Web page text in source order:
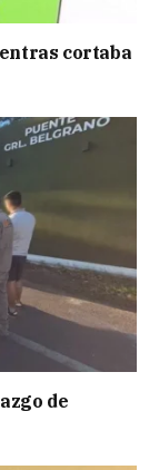
cortaba
de